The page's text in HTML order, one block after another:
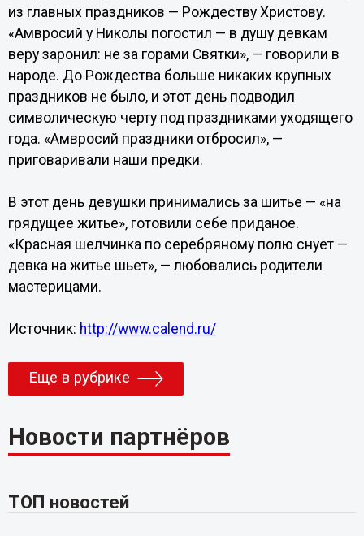
из главных праздников — Рождеству Христову.
«Амвросий у Николы погостил — в душу девкам
веру заронил: не за горами Святки», — говорили в
народе. До Рождества больше никаких крупных
праздников не было, и этот день подводил
символическую черту под праздниками уходящего
года. «Амвросий праздники отбросил», —
приговаривали наши предки.
В этот день девушки принимались за шитье — «на
грядущее житье», готовили себе приданое.
«Красная шелчинка по серебряному полю снует —
девка на житье шьет», — любовались родители
мастерицами.
Источник: http://www.calend.ru/
Еще в рубрике
Новости партнёров
ТОП новостей